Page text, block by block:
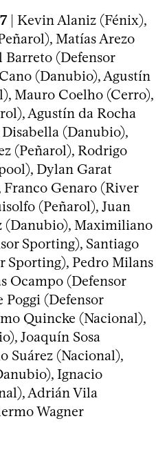
| Kevin Alaniz (Fénix),
Matías Arezo
Barreto (Defensor
(Danubio), Agustín
Mauro Coelho (Cerro),
Agustín da Rocha
(Danubio),
(Peñarol), Rodrigo
Dylan Garat
Franco Genaro (River
(Peñarol), Juan
(Danubio), Maximiliano
Sporting), Santiago
Sporting), Pedro Milans
Ocampo (Defensor
Poggi (Defensor
Quincke (Nacional),
Joaquín Sosa
Suárez (Nacional),
Ignacio
Adrián Vila
Wagner